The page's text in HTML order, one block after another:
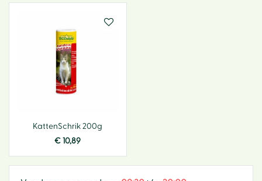
KattenSchrik 200g
€ 10,89